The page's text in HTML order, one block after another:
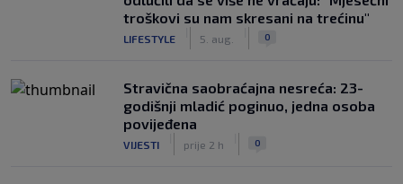
troškovi su nam skresani na trećinu"
LIFESTYLE 5. aug. 0
Stravična saobraćajna nesreća: 23-
godišnji mladić poginuo, jedna osoba
povijeđena
VIJESTI prije 2 h 0